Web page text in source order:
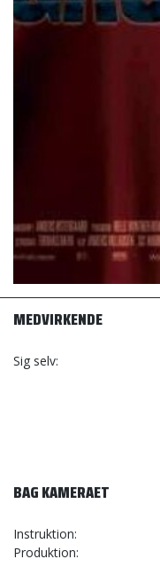
MEDVIRKENDE
Sig selv
BAG KAMERAET
Instruktion
Produktion